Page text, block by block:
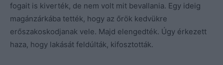
fogait is kiverték, de nem volt mit bevallania. Egy ideig
magánzárkába tették, hogy az őrök kedvükre
erőszakoskodjanak vele. Majd elengedték. Úgy érkezett
haza, hogy lakását feldúlták, kifosztották.